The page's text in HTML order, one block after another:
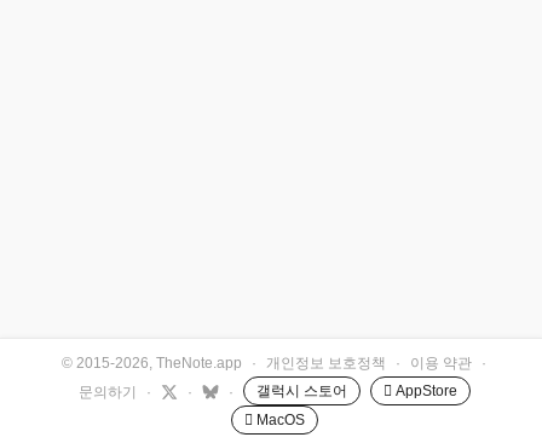
© 2015-2026, TheNote.app · 개인정보 보호정책 · 이용 약관
·
문의하기
· · · 갤럭시 스토어
 AppStore
 MacOS